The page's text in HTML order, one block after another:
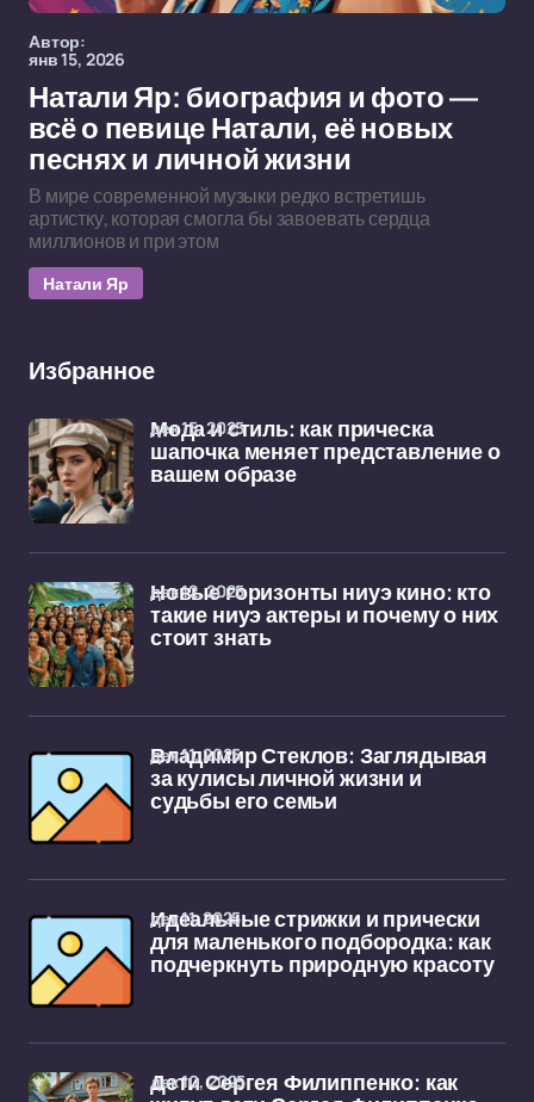
Автор:
янв 15, 2026
Натали Яр: биография и фото —
всё о певице Натали, её новых
песнях и личной жизни
В мире современной музыки редко встретишь
артистку, которая смогла бы завоевать сердца
миллионов и при этом
Натали Яр
Избранное
Мода и стиль: как прическа
шапочка меняет представление о
вашем образе
дек 15, 2025
Новые горизонты ниуэ кино: кто
такие ниуэ актеры и почему о них
стоит знать
дек 12, 2025
Владимир Стеклов: Заглядывая
за кулисы личной жизни и
судьбы его семьи
дек 11, 2025
Идеальные стрижки и прически
для маленького подбородка: как
подчеркнуть природную красоту
дек 11, 2025
Дети Сергея Филиппенко: как
дек 10, 2025